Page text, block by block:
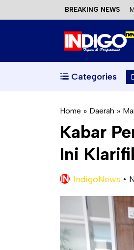
BREAKING NEWS
Categories
Home » Daerah »
Kabar
Ini
IndigoNews •